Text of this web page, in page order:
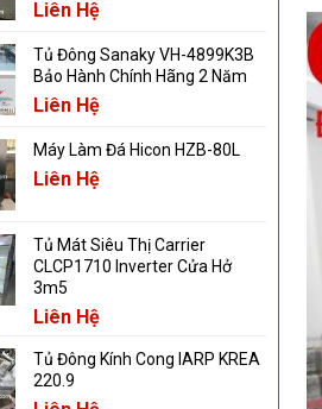
Liên Hệ
Tủ Đông Sanaky VH-4899K3B
Bảo Hành Chính Hãng 2 Năm
Liên Hệ
Máy Làm Đá Hicon HZB-80L
Liên Hệ
Tủ Mát Siêu Thị Carrier
CLCP1710 Inverter Cửa Hở
3m5
Liên Hệ
Tủ Đông Kính Cong IARP KREA
220.9